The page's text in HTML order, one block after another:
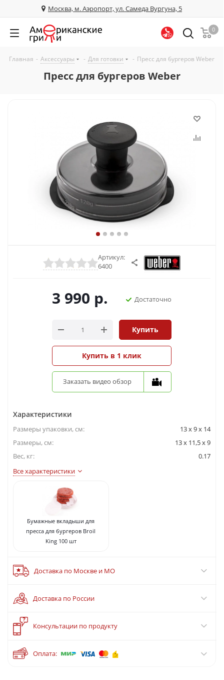
Москва, м. Аэропорт, ул. Самеда Вургуна, 5
0
Главная - Аксессуары - Для готовки - Пресс для бургеров Weber
Пресс для бургеров Weber
Артикул:
6400
3 990 р. Достаточно
Купить
Купить в 1 клик
Заказать видео обзор
Характеристики
Размеры упаковки, cм:
13 x 9 x 14
Размеры, см:
13 x 11,5 x 9
Вес, кг:
0.17
Все характеристики
Бумажные вкладыши для
пресса для бургеров Broil
King 100 шт
Доставка по Москве и МО
?
Консультации по продукту
Доставка по России
Оплата: